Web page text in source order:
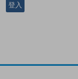
登入